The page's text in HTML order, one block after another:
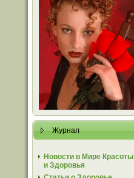
Журнал
Новости в Мире Красоты
и Здоровья